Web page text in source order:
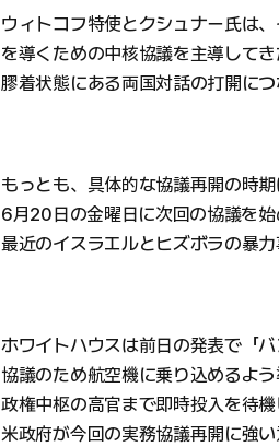
ウィトコフ特使とクシュナー氏は
を導くための中核協議を主導して
膠着状態にある両国対話の打開につ
もっとも、具体的な協議再開の時
6月20日の金曜日に次回の協議を始
最近のイスラエルとヒズボラの暴
ホワイトハウスは前日の発表で「
協議のため航空機に乗り込めるよ
政権中枢の高官まで即時投入を待機
米政府が今回の実務協議再開に強い